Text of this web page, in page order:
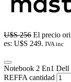
U$S256 El precio
es: U$S 249. IVA inc
Notebook 2 En1 Dell
REFFA cantidad